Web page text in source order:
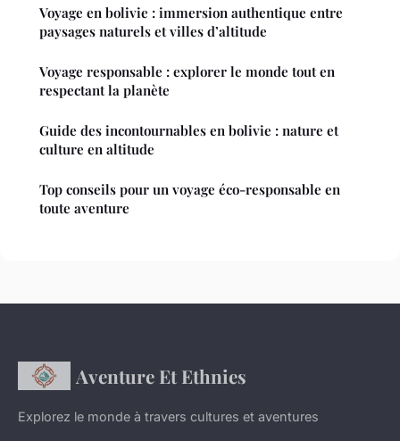
Voyage en bolivie : immersion authentique entre
paysages naturels et villes d’altitude
Voyage responsable : explorer le monde tout en
respectant la planète
Guide des incontournables en bolivie : nature et
culture en altitude
Top conseils pour un voyage éco-responsable en
toute aventure
Aventure Et Ethnies
Explorez le monde à travers cultures et aventures